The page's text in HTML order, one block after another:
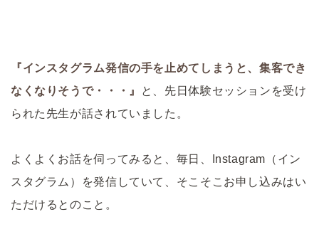
『インスタグラム発信の手を止めてしまうと、集客でき
なくなりそうで・・・』
と、先日体験セッションを受け
られた先生が話されていました。
よくよくお話を伺ってみると、毎日、Instagram（イン
スタグラム）を発信していて、そこそこお申し込みはい
ただけるとのこと。